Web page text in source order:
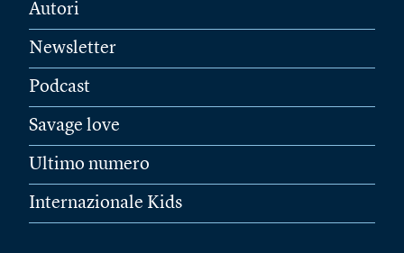
Autori
Newsletter
Podcast
Savage love
Ultimo numero
Internazionale Kids